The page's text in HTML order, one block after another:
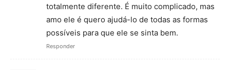
totalmente diferente. É muito complicado, mas
amo ele é quero ajudá-lo de todas as formas
possíveis para que ele se sinta bem.
Responder